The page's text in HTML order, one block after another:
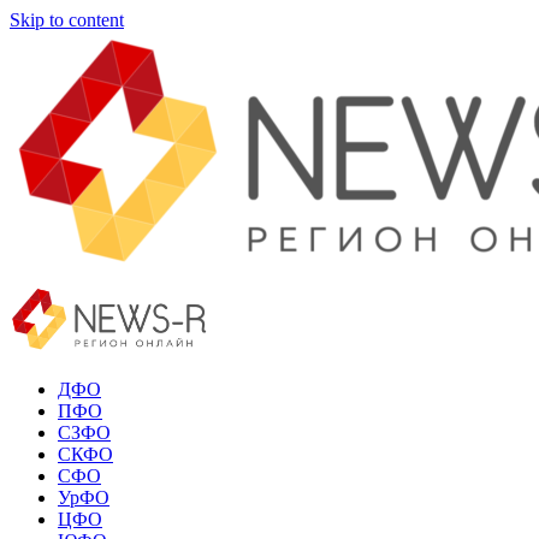
Skip to content
ДФО
ПФО
СЗФО
СКФО
СФО
УрФО
ЦФО